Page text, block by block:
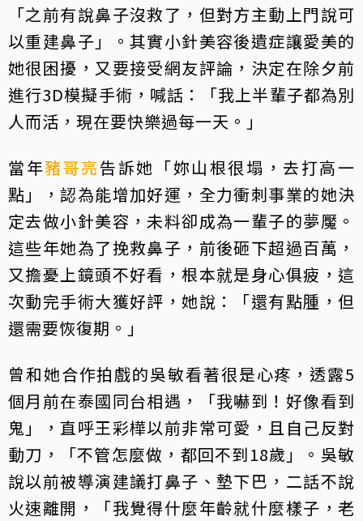
「之前有說鼻子沒救了，但對方主動上門說可
以重建鼻子」。其實小針美容後遺症讓愛美的
她很困擾，又要接受網友評論，決定在除夕前
進行3D模擬手術，喊話：「我上半輩子都為別
人而活，現在要快樂過每一天。」
當年豬哥亮告訴她「妳山根很塌，去打高一
點」，認為能增加好運，全力衝刺事業的她決
定去做小針美容，未料卻成為一輩子的夢魘。
這些年她為了挽救鼻子，前後砸下超過百萬，
又擔憂上鏡頭不好看，根本就是身心俱疲，這
次動完手術大獲好評，她說：「還有點腫，但
還需要恢復期。」
曾和她合作拍戲的吳敏看著很是心疼，透露5
個月前在泰國同台相遇，「我嚇到！好像看到
鬼」，直呼王彩樺以前非常可愛，且自己反對
動刀，「不管怎麼做，都回不到18歲」。吳敏
說以前被導演建議打鼻子、墊下巴，二話不說
火速離開，「我覺得什麼年齡就什麼樣子，老